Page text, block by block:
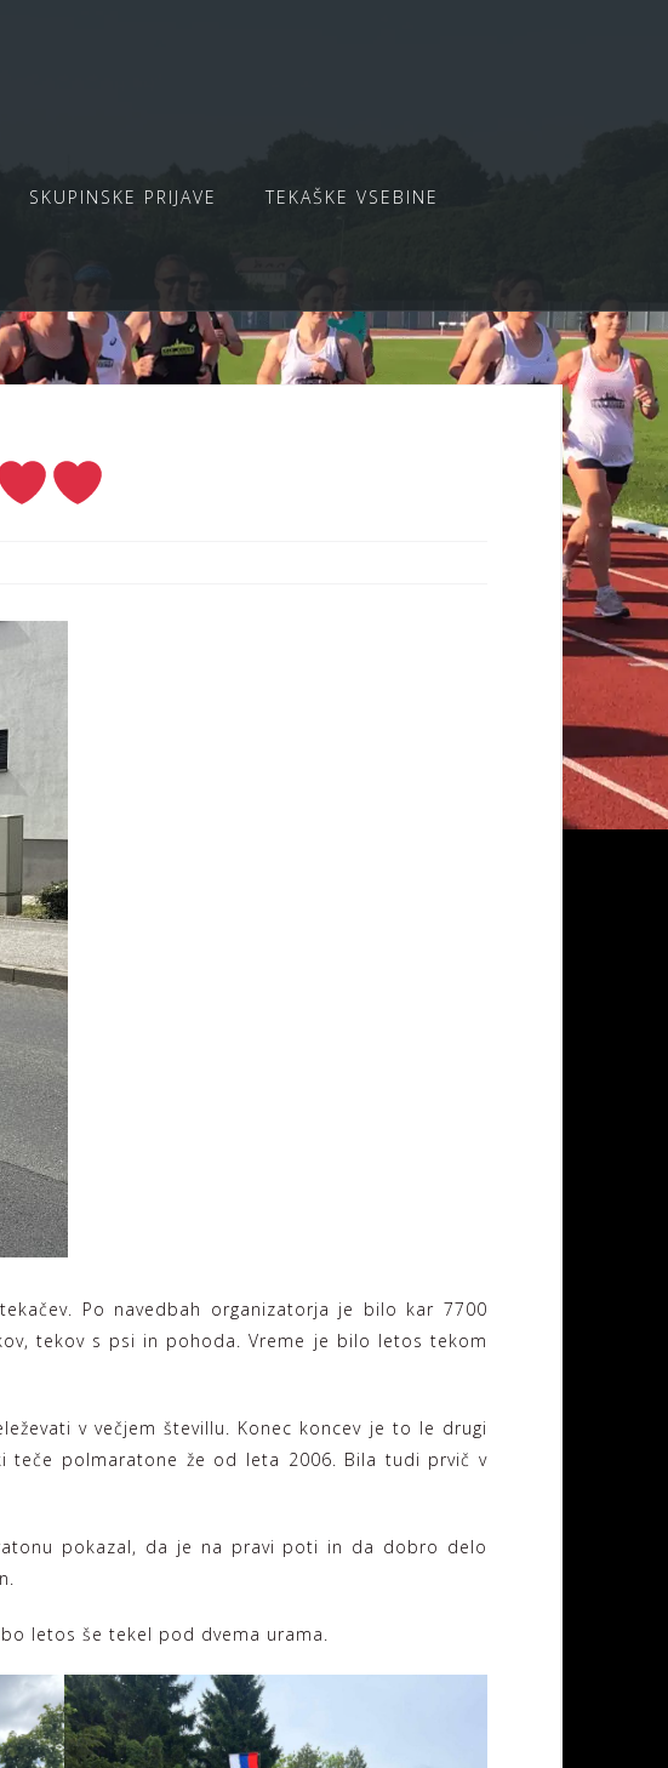
SKUPINSKE PRIJAVE TEKAŠKE VSEBINE
Po navedbah organizatorja je bilo kar 7700
tekov s psi in pohoda. Vreme je bilo letos tekom
v večjem števillu. Konec koncev je to le drugi
teče polmaratone že od leta 2006. Bila tudi prvič v
pokazal, da je na pravi poti in da dobro delo
letos še tekel pod dvema urama.